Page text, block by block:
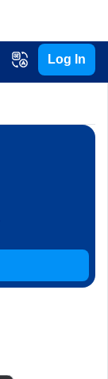
Log In